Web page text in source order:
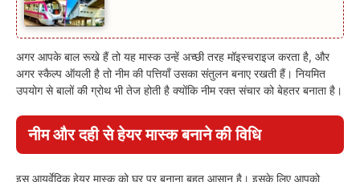
अगर आपके बाल रूखे हैं तो यह मास्क उन्हें अच्छी तरह मॉइस्चराइज करता है, और
अगर स्कैल्प ऑयली है तो नीम की पत्तियाँ उसका संतुलन बनाए रखती हैं। नियमित
उपयोग से बालों की ग्रोथ भी तेज होती है क्योंकि नीम रक्त संचार को बेहतर बनाता है।
नीम और दही से हेयर मास्क बनाने की विधि
इस आयुर्वेदिक हेयर मास्क को घर पर बनाना बहुत आसान है। इसके लिए आपको